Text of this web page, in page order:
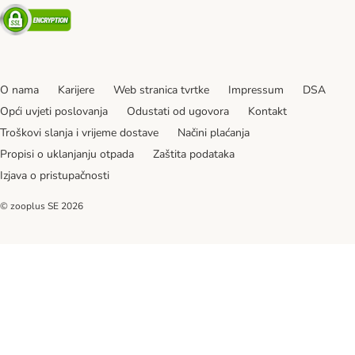
Security
O nama Karijere Web stranica tvrtke Impressum
DSA
Opći uvjeti poslovanja
Odustati od ugovora
Kontakt
Troškovi slanja i vrijeme dostave
Načini plaćanja
Propisi o uklanjanju otpada
Zaštita podataka
Izjava o pristupačnosti
© zooplus SE 2026